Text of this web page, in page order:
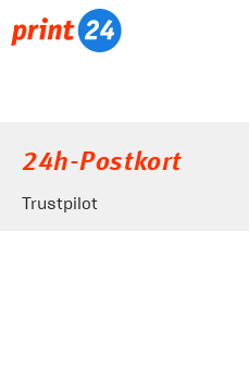
24h-Postkort
Trustpilot